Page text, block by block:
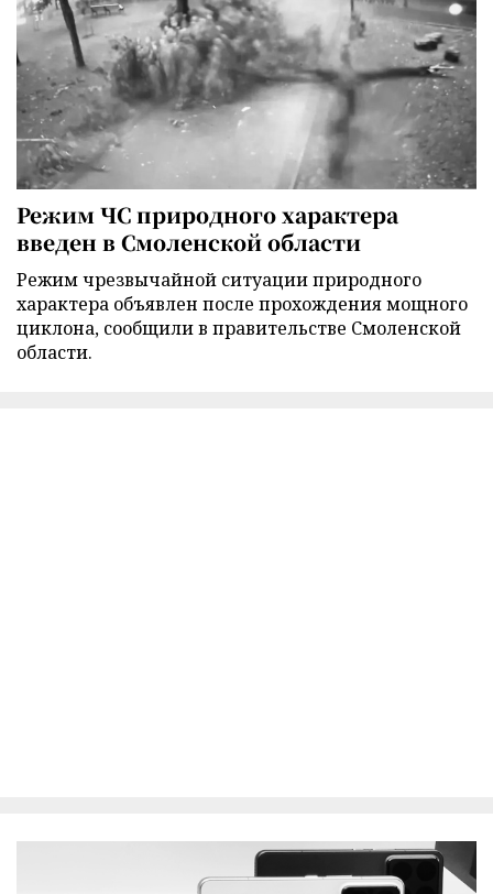
Режим ЧС природного характера
введен в Смоленской области
Режим чрезвычайной ситуации природного
характера объявлен после прохождения мощного
циклона, сообщили в правительстве Смоленской
области.